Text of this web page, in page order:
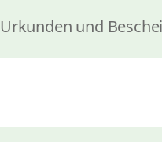
Urkunden und